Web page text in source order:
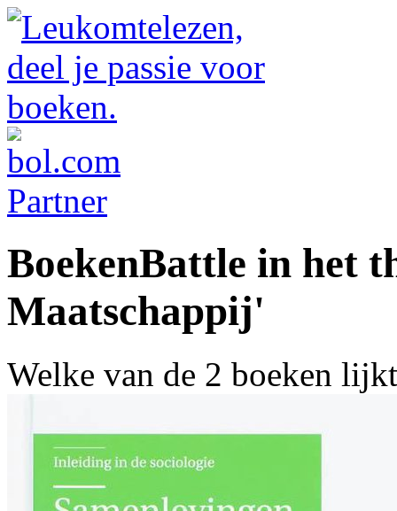
BoekenBattle in het
Maatschappij'
Welke van de 2 boeken